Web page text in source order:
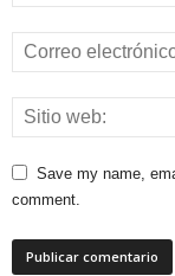
Save my name,
comment.